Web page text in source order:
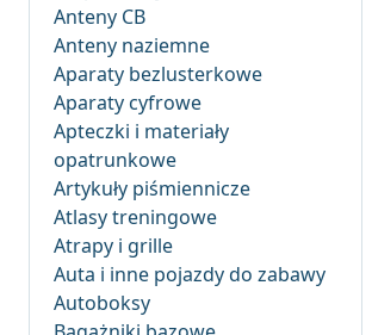
Anteny CB
Anteny naziemne
Aparaty bezlusterkowe
Aparaty cyfrowe
Apteczki i materiały
opatrunkowe
Artykuły piśmiennicze
Atlasy treningowe
Atrapy i grille
Auta i inne pojazdy do zabawy
Autoboksy